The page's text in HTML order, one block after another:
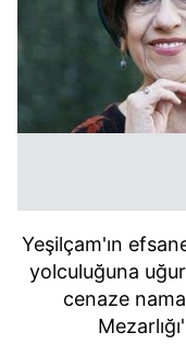
Yeşilçam'ın
yolculuğuna
cenaze